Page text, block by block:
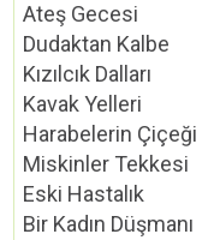
Ateş Gecesi
Dudaktan Kalbe
Kızılcık Dalları
Kavak Yelleri
Harabelerin Çiçeği
Miskinler Tekkesi
Eski Hastalık
Bir Kadın Düşmanı